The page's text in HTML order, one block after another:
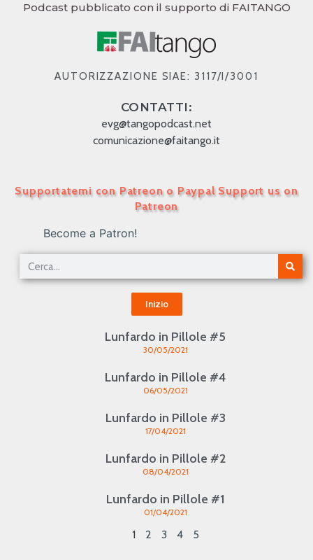
Podcast pubblicato con il supporto di FAITANGO
AUTORIZZAZIONE SIAE: 3117/I/3001
CONTATTI:
evg@tangopodcast.net
comunicazione@faitango.it
Supportatemi con Patreon o Paypal Support us on
Patreon
Become a Patron!
Inizio
Lunfardo in Pillole #5
30/05/2021
Lunfardo in Pillole #4
06/05/2021
Lunfardo in Pillole #3
17/04/2021
Lunfardo in Pillole #2
08/04/2021
Lunfardo in Pillole #1
01/04/2021
1 2 3 4 5